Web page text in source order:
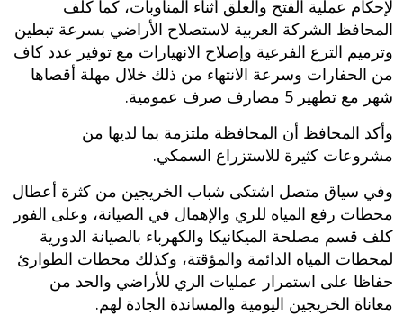
لإحكام عملية الفتح والغلق أثناء المناوبات، كما كلف
المحافظ الشركة العربية لاستصلاح الأراضي بسرعة تبطين
وترميم الترع الفرعية وإصلاح الانهيارات مع توفير عدد كاف
من الحفارات وسرعة الانتهاء من ذلك خلال مهلة أقصاها
شهر مع تطهير 5 مصارف صرف عمومية.
وأكد المحافظ أن المحافظة ملتزمة بما لديها من
مشروعات كثيرة للاستزراع السمكي.
وفي سياق متصل اشتكى شباب الخريجين من كثرة أعطال
محطات رفع المياه للري والإهمال في الصيانة، وعلى الفور
كلف قسم مصلحة الميكانيكا والكهرباء بالصيانة الدورية
لمحطات المياه الدائمة والمؤقتة، وكذلك محطات الطوارئ
حفاظا على استمرار عمليات الري للأراضي والحد من
معاناة الخريجين اليومية والمساندة الجادة لهم.